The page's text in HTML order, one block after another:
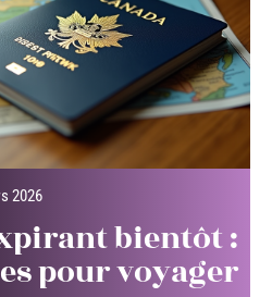
2026
bientôt :
pour voyager